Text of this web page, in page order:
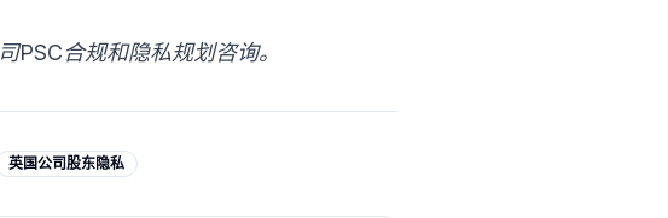
合规和隐私规划咨询。
英国公司股东隐私